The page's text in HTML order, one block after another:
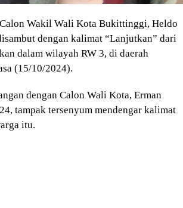
Wakil Wali Kota Bukittinggi, Heldo
dengan kalimat “Lanjutkan” dari
dalam wilayah RW 3, di daerah
(15/10/2024).
dengan Calon Wali Kota, Erman
tampak tersenyum mendengar kalimat
itu.